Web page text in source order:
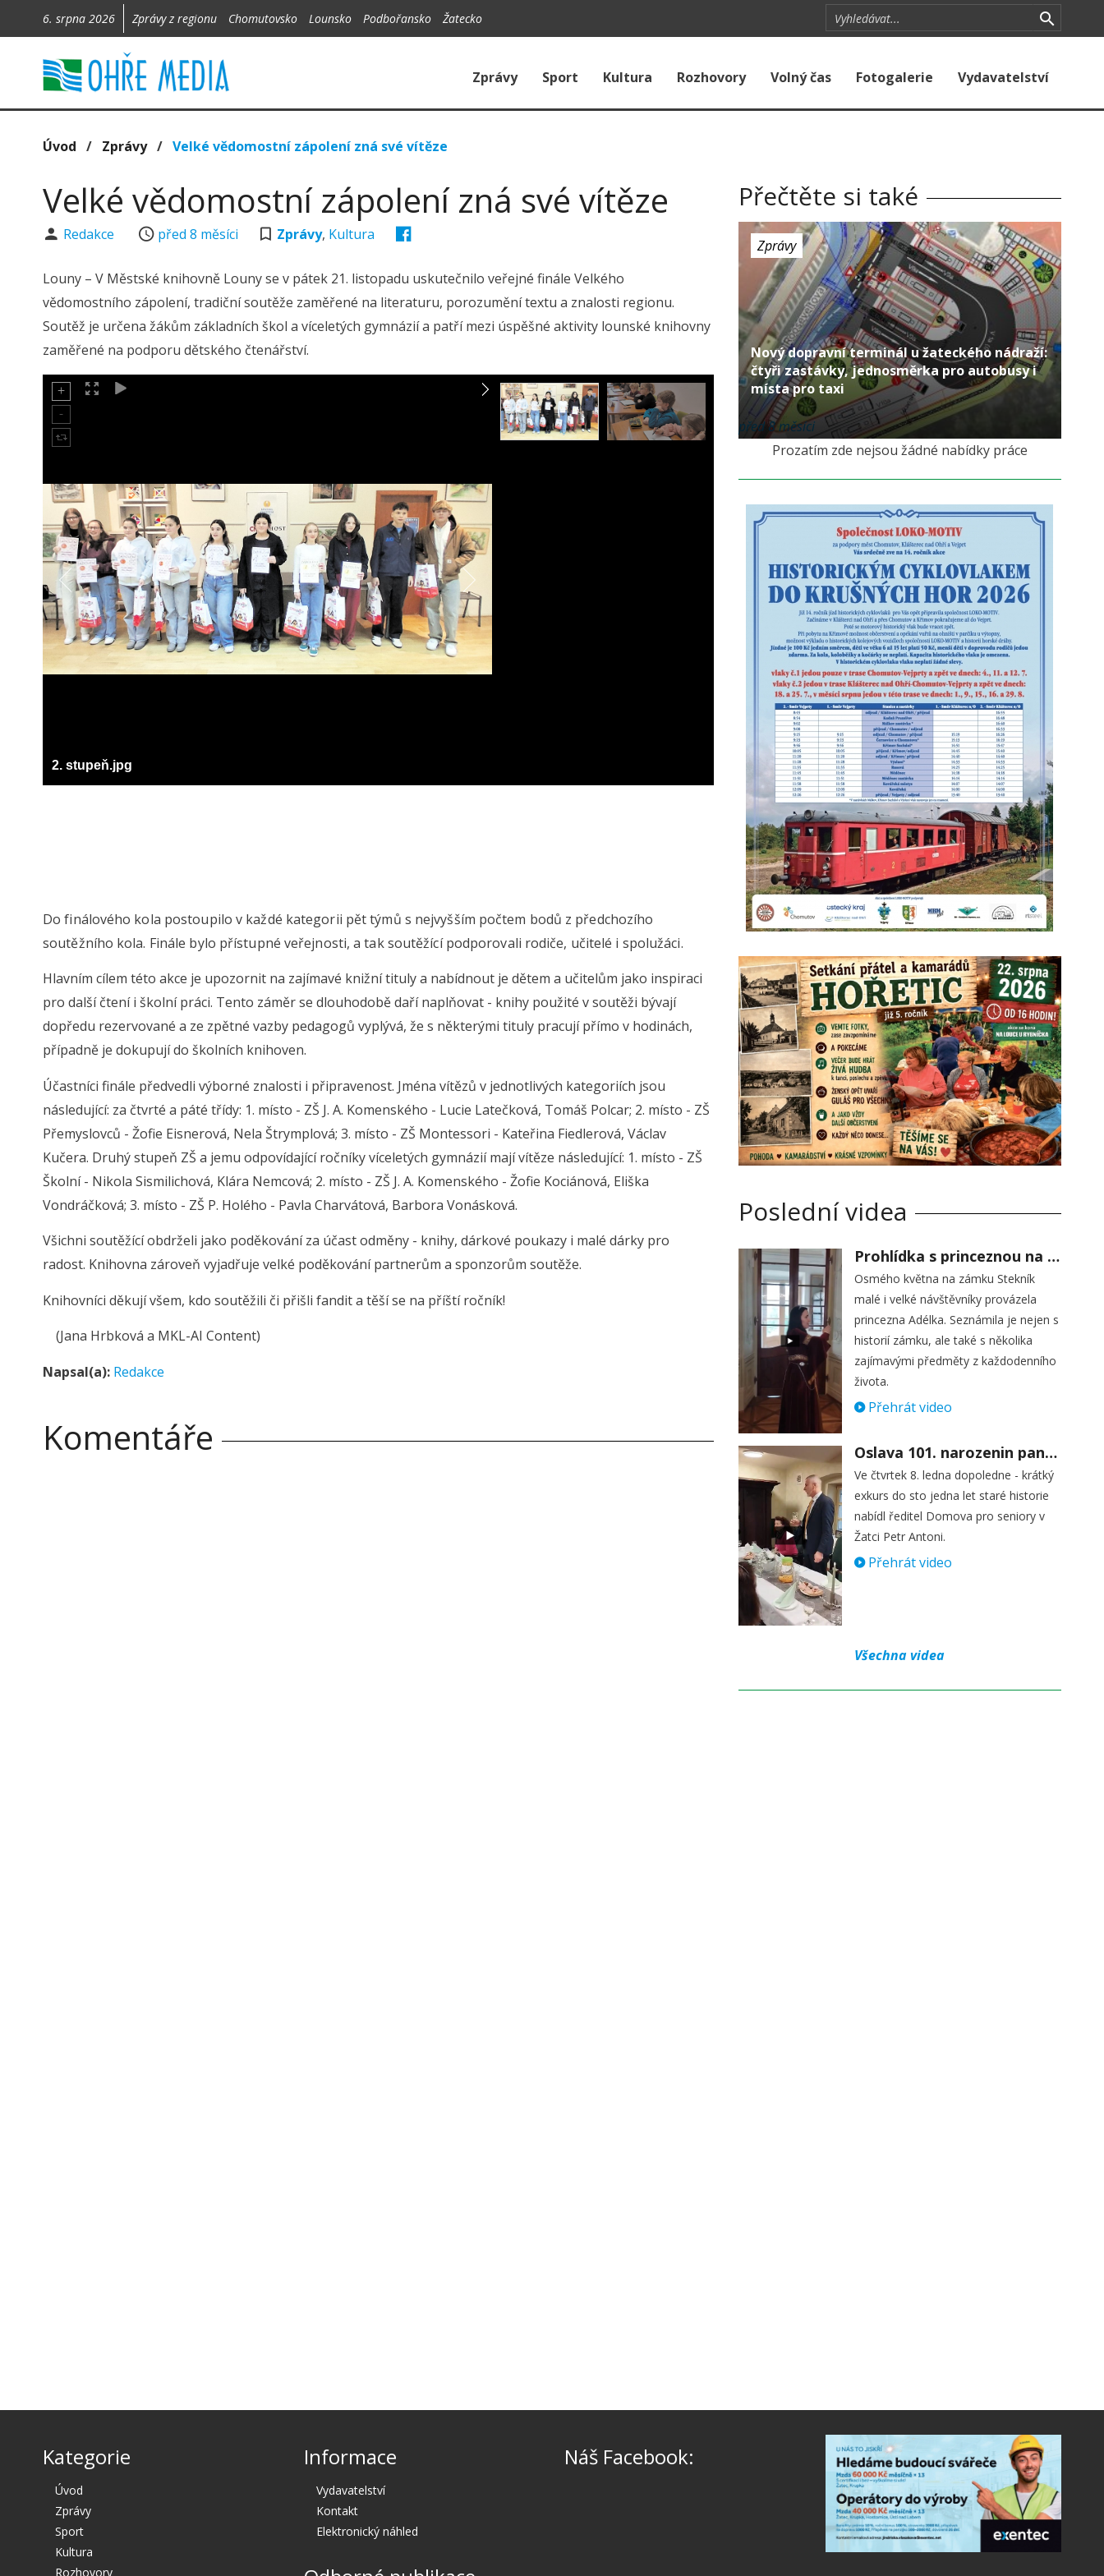
6. srpna 2026 Zprávy z regionu Chomutovsko Lounsko Podbořansko Žatecko
Zprávy Sport Kultura Rozhovory Volný čas Fotogalerie Vydavatelství
Úvod / Zprávy/ Velké vědomostní zápolení zná své vítěze
Velké vědomostní zápolení zná své vítěze
Redakce před 8 měsíci Zprávy, Kultura
Louny – V Městské knihovně Louny se v pátek 21. listopadu uskutečnilo veřejné finále Velkého
vědomostního zápolení, tradiční soutěže zaměřené na literaturu, porozumění textu a znalosti regionu.
Soutěž je určena žákům základních škol a víceletých gymnázií a patří mezi úspěšné aktivity lounské knihovny
zaměřené na podporu dětského čtenářství.
2. stupeň.jpg
Do finálového kola postoupilo v každé kategorii pět týmů s nejvyšším počtem bodů z předchozího
soutěžního kola. Finále bylo přístupné veřejnosti, a tak soutěžící podporovali rodiče, učitelé i spolužáci.
Hlavním cílem této akce je upozornit na zajímavé knižní tituly a nabídnout je dětem a učitelům jako inspiraci
pro další čtení i školní práci. Tento záměr se dlouhodobě daří naplňovat - knihy použité v soutěži bývají
dopředu rezervované a ze zpětné vazby pedagogů vyplývá, že s některými tituly pracují přímo v hodinách,
případně je dokupují do školních knihoven.
Účastníci finále předvedli výborné znalosti i připravenost. Jména vítězů v jednotlivých kategoriích jsou
následující: za čtvrté a páté třídy: 1. místo - ZŠ J. A. Komenského - Lucie Latečková, Tomáš Polcar; 2. místo - ZŠ
Přemyslovců - Žofie Eisnerová, Nela Štrymplová; 3. místo - ZŠ Montessori - Kateřina Fiedlerová, Václav
Kučera. Druhý stupeň ZŠ a jemu odpovídající ročníky víceletých gymnázií mají vítěze následující: 1. místo - ZŠ
Školní - Nikola Sismilichová, Klára Nemcová; 2. místo - ZŠ J. A. Komenského - Žofie Kociánová, Eliška
Vondráčková; 3. místo - ZŠ P. Holého - Pavla Charvátová, Barbora Vonásková.
Všichni soutěžící obdrželi jako poděkování za účast odměny - knihy, dárkové poukazy i malé dárky pro
radost. Knihovna zároveň vyjadřuje velké poděkování partnerům a sponzorům soutěže.
Knihovníci děkují všem, kdo soutěžili či přišli fandit a těší se na příští ročník!
(Jana Hrbková a MKL-AI Content)
Napsal(a): Redakce
Komentáře
Přečtěte si také
Zprávy
Nový dopravní terminál u žateckého nádraží:
čtyři zastávky, jednosměrka pro autobusy i
místa pro taxi
před 8 měsíci
Prozatím zde nejsou žádné nabídky práce
Poslední videa
Prohlídka s princeznou na zámku Stekník
Osmého května na zámku Stekník
malé i velké návštěvníky provázela
princezna Adélka. Seznámila je nejen s
historií zámku, ale také s několika
zajímavými předměty z každodenního
života.
Přehrát video
Oslava 101. narozenin paní Věry Skořepové
Ve čtvrtek 8. ledna dopoledne - krátký
exkurs do sto jedna let staré historie
nabídl ředitel Domova pro seniory v
Žatci Petr Antoni.
Přehrát video
Všechna videa
Kategorie
Úvod
Zprávy
Sport
Kultura
Rozhovory
Informace
Vydavatelství
Kontakt
Elektronický náhled
Náš Facebook: